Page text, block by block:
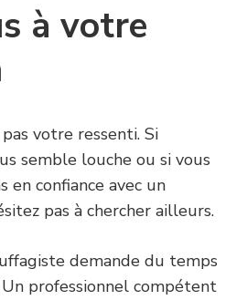
à votre
votre ressenti. Si
semble louche ou si vous
en confiance avec un
pas à chercher ailleurs.
demande du temps
professionnel compétent